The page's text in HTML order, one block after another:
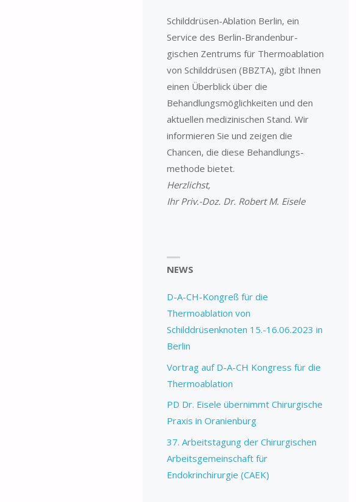
Schilddrüsen-Ablation Berlin, ein
Service des Berlin-Branden­­bur­
gischen Zentrums für Thermo­ablation
von Schilddrüsen (BBZTA), gibt Ihnen
einen Überblick über die
Behandlungsmöglichkeiten und den
aktuellen medizinischen Stand. Wir
informieren Sie und zeigen die
Chancen, die diese Behandlungs­
methode bietet.
Herzlichst,
Ihr Priv.-Doz. Dr. Robert M. Eisele
NEWS
D-A-CH-Kongreß für die
Thermoablation von
Schilddrüsenknoten 15.-16.06.2023 in
Berlin
Vortrag auf D-A-CH Kongress für die
Thermoablation
PD Dr. Eisele übernimmt Chirurgische
Praxis in Oranienburg
37. Arbeitstagung der Chirurgischen
Arbeitsgemeinschaft für
Endokrinchirurgie (CAEK)